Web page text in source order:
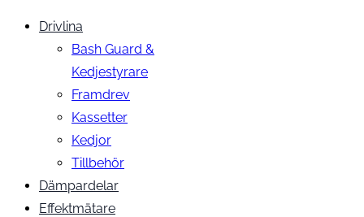
Drivlina
Bash Guard &
Kedjestyrare
Framdrev
Kassetter
Kedjor
Tillbehör
Dämpardelar
Effektmätare